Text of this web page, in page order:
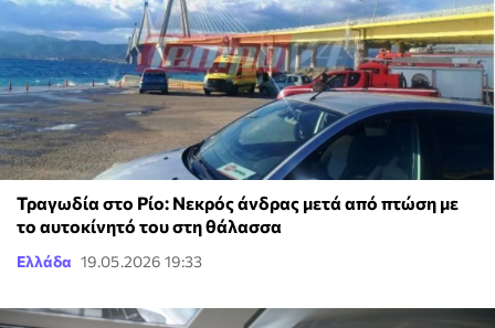
Τραγωδία στο Ρίο: Νεκρός άνδρας μετά από πτώση με
το αυτοκίνητό του στη θάλασσα
Ελλάδα 19.05.2026 19:33